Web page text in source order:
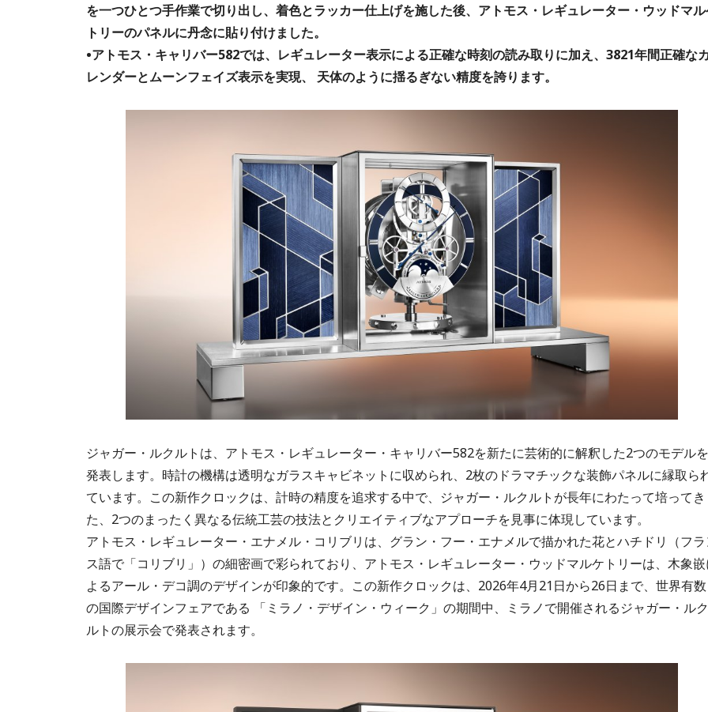
を一つひとつ手作業で切り出し、着色とラッカー仕上げを施した後、アトモス・レギュレーター・ウッドマ
トリーのパネルに丹念に貼り付けました。
•アトモス・キャリバー582では、レギュレーター表示による正確な時刻の読み取りに加え、3821年間正確な
レンダーとムーンフェイズ表示を実現、 天体のように揺るぎない精度を誇ります。
ジャガー・ルクルトは、アトモス・レギュレーター・キャリバー582を新たに芸術的に解釈した2つのモデルを
発表します。時計の機構は透明なガラスキャビネットに収められ、2枚のドラマチックな装飾パネルに縁取ら
ています。この新作クロックは、計時の精度を追求する中で、ジャガー・ルクルトが長年にわたって培ってき
た、2つのまったく異なる伝統工芸の技法とクリエイティブなアプローチを見事に体現しています。
アトモス・レギュレーター・エナメル・コリブリは、グラン・フー・エナメルで描かれた花とハチドリ（フ
ス語で「コリブリ」）の細密画で彩られており、アトモス・レギュレーター・ウッドマルケトリーは、木象
よるアール・デコ調のデザインが印象的です。この新作クロックは、2026年4月21日から26日まで、世界有数
の国際デザインフェアである 「ミラノ・デザイン・ウィーク」の期間中、ミラノで開催されるジャガー・ルク
ルトの展示会で発表されます。